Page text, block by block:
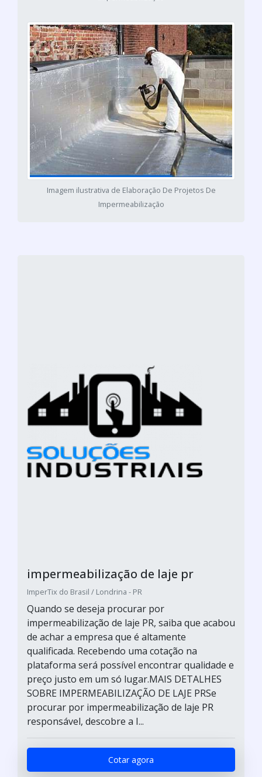
Imagem ilustrativa de Elaboração De Projetos De
Impermeabilização
impermeabilização de laje pr
ImperTix do Brasil / Londrina - PR
Quando se deseja procurar por
impermeabilização de laje PR, saiba que acabou
de achar a empresa que é altamente
qualificada. Recebendo uma cotação na
plataforma será possível encontrar qualidade e
preço justo em um só lugar.MAIS DETALHES
SOBRE IMPERMEABILIZAÇÃO DE LAJE PRSe
procurar por impermeabilização de laje PR
responsável, descobre a I...
Cotar agora